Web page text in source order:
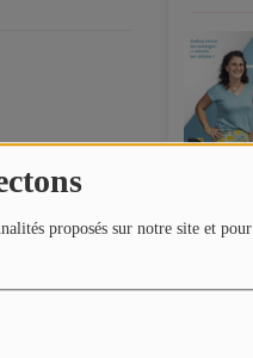
proposés sur notre site et pour